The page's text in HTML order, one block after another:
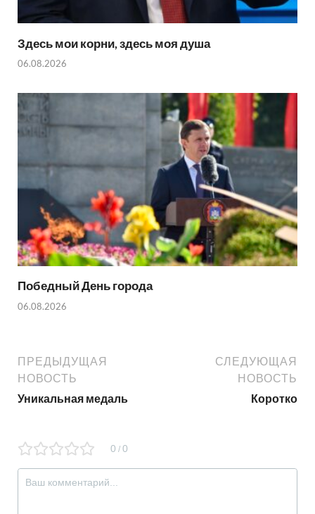
Здесь мои корни, здесь моя душа
06.08.2026
Победный День города
06.08.2026
ПРЕДЫДУЩАЯ
НОВОСТЬ
Уникальная медаль
СЛЕДУЮЩАЯ
НОВОСТЬ
Коротко
0 / 0